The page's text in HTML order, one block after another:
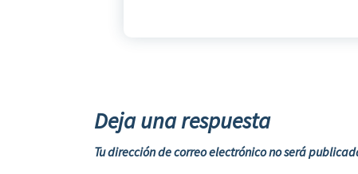
Deja una respuesta
Tu dirección de correo electrónico no será